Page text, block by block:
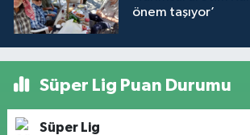
önem taşıyor’
Süper Lig Puan Durumu
Süper Lig